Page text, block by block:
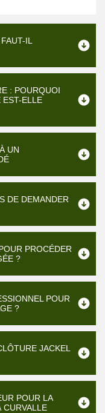
IL
: POURQUOI
EST-ELLE
UN
DE DEMANDER
PROCÉDER
?
POUR
?
JACKEL
POUR LA
CURVALLE